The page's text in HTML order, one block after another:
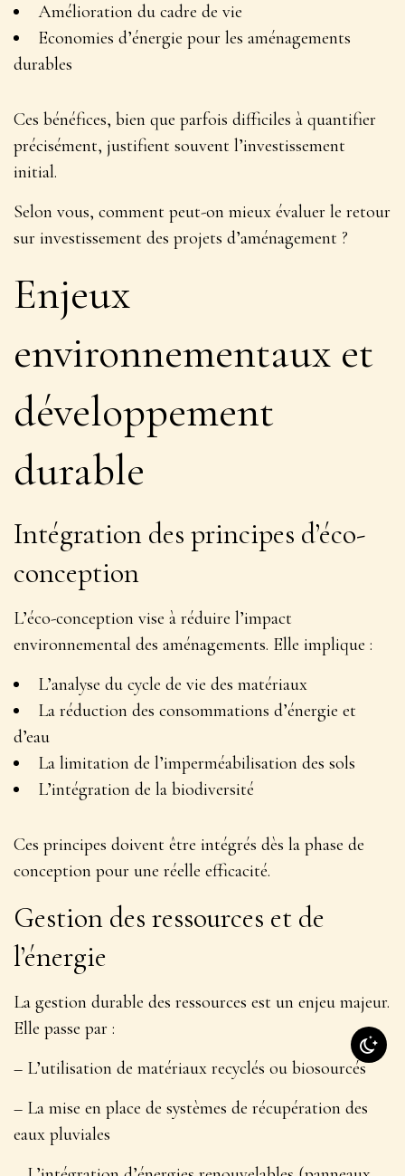
Amélioration du cadre de vie
Economies d’énergie pour les aménagements
durables
Ces bénéfices, bien que parfois difficiles à quantifier
précisément, justifient souvent l’investissement
initial.
Selon vous, comment peut-on mieux évaluer le retour
sur investissement des projets d’aménagement ?
Enjeux
environnementaux et
développement
durable
Intégration des principes d’éco-
conception
L’éco-conception vise à réduire l’impact
environnemental des aménagements. Elle implique :
L’analyse du cycle de vie des matériaux
La réduction des consommations d’énergie et
d’eau
La limitation de l’imperméabilisation des sols
L’intégration de la biodiversité
Ces principes doivent être intégrés dès la phase de
conception pour une réelle efficacité.
Gestion des ressources et de
l’énergie
La gestion durable des ressources est un enjeu majeur.
Elle passe par :
– L’utilisation de matériaux recyclés ou biosourcés
– La mise en place de systèmes de récupération des
eaux pluviales